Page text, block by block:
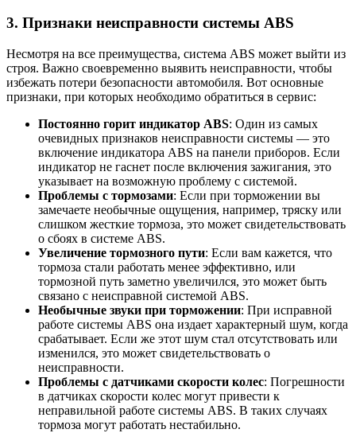
3. Признаки неисправности системы ABS
Несмотря на все преимущества, система ABS может выйти из
строя. Важно своевременно выявить неисправности, чтобы
избежать потери безопасности автомобиля. Вот основные
признаки, при которых необходимо обратиться в сервис:
Постоянно горит индикатор ABS: Один из самых
очевидных признаков неисправности системы — это
включение индикатора ABS на панели приборов. Если
индикатор не гаснет после включения зажигания, это
указывает на возможную проблему с системой.
Проблемы с тормозами: Если при торможении вы
замечаете необычные ощущения, например, тряску или
слишком жесткие тормоза, это может свидетельствовать
о сбоях в системе ABS.
Увеличение тормозного пути: Если вам кажется, что
тормоза стали работать менее эффективно, или
тормозной путь заметно увеличился, это может быть
связано с неисправной системой ABS.
Необычные звуки при торможении: При исправной
работе системы ABS она издает характерный шум, когда
срабатывает. Если же этот шум стал отсутствовать или
изменился, это может свидетельствовать о
неисправности.
Проблемы с датчиками скорости колес: Погрешности
в датчиках скорости колес могут привести к
неправильной работе системы ABS. В таких случаях
тормоза могут работать нестабильно.